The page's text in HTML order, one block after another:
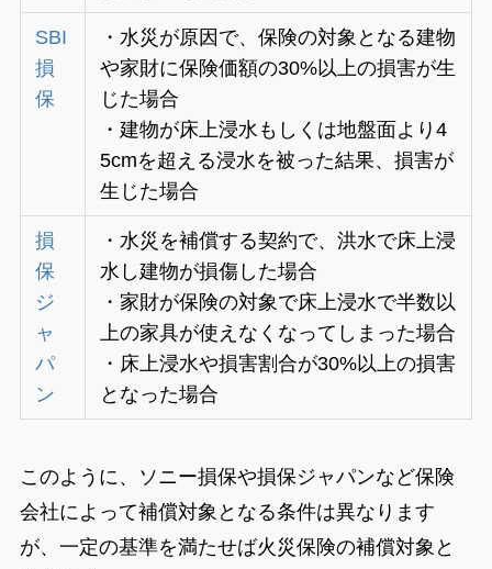
SBI
損
保
・水災が原因で、保険の対象となる建物
や家財に保険価額の30%以上の損害が生
じた場合
・建物が床上浸水もしくは地盤面より4
5cmを超える浸水を被った結果、損害が
生じた場合
損
保
ジ
ャ
パ
ン
・水災を補償する契約で、洪水で床上浸
水し建物が損傷した場合
・家財が保険の対象で床上浸水で半数以
上の家具が使えなくなってしまった場合
・床上浸水や損害割合が30%以上の損害
となった場合
このように、ソニー損保や損保ジャパンなど保険
会社によって補償対象となる条件は異なります
が、一定の基準を満たせば火災保険の補償対象と